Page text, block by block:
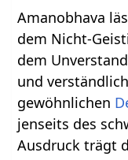
Amanobhava
dem Nicht-
dem
und
gewöhnlichen
jenseits des
Ausdruck trägt